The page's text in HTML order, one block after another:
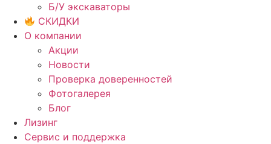
Б/У экскаваторы
СКИДКИ
О компании
Акции
Новости
Проверка доверенностей
Фотогалерея
Блог
Лизинг
Сервис и поддержка